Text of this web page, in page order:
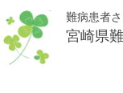
難病患者
宮崎県